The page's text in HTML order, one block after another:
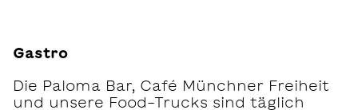
Gastro
Die Paloma Bar, Café Münchner Freiheit
und unsere Food-Trucks sind täglich